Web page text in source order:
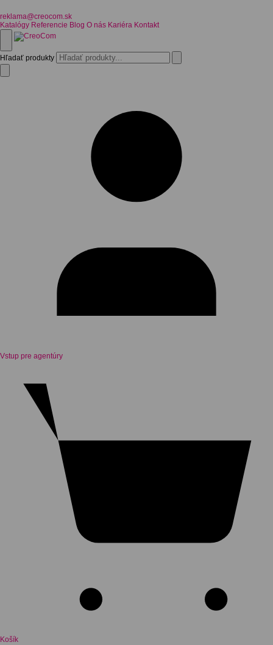
reklama@creocom.sk
Katalógy Referencie Blog O nás Kariéra Kontakt
Hľadať produkty
Vstup pre agentúry
Košík